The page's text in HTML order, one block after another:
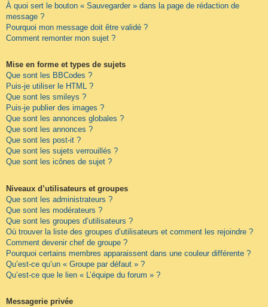
À quoi sert le bouton « Sauvegarder » dans la page de rédaction de
message ?
Pourquoi mon message doit être validé ?
Comment remonter mon sujet ?
Mise en forme et types de sujets
Que sont les BBCodes ?
Puis-je utiliser le HTML ?
Que sont les smileys ?
Puis-je publier des images ?
Que sont les annonces globales ?
Que sont les annonces ?
Que sont les post-it ?
Que sont les sujets verrouillés ?
Que sont les icônes de sujet ?
Niveaux d’utilisateurs et groupes
Que sont les administrateurs ?
Que sont les modérateurs ?
Que sont les groupes d’utilisateurs ?
Où trouver la liste des groupes d’utilisateurs et comment les rejoindre ?
Comment devenir chef de groupe ?
Pourquoi certains membres apparaissent dans une couleur différente ?
Qu’est-ce qu’un « Groupe par défaut » ?
Qu’est-ce que le lien « L’équipe du forum » ?
Messagerie privée